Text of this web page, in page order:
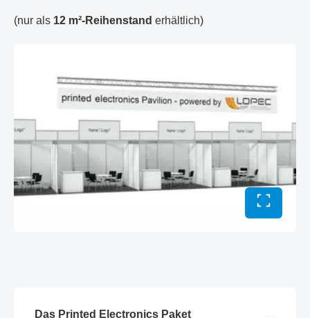
(nur als 12 m²-Reihenstand erhältlich)
Vollbild
Das Printed Electronics Paket